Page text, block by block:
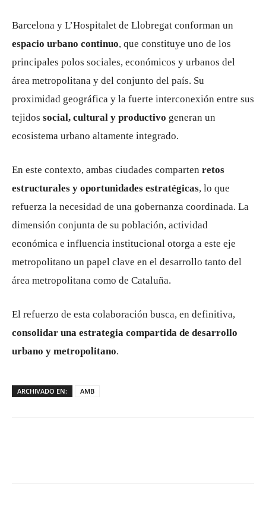
Barcelona y L’Hospitalet de Llobregat conforman un
espacio urbano continuo, que constituye uno de los
principales polos sociales, económicos y urbanos del
área metropolitana y del conjunto del país. Su
proximidad geográfica y la fuerte interconexión entre sus
tejidos social, cultural y productivo generan un
ecosistema urbano altamente integrado.
En este contexto, ambas ciudades comparten retos
estructurales y oportunidades estratégicas, lo que
refuerza la necesidad de una gobernanza coordinada. La
dimensión conjunta de su población, actividad
económica e influencia institucional otorga a este eje
metropolitano un papel clave en el desarrollo tanto del
área metropolitana como de Cataluña.
El refuerzo de esta colaboración busca, en definitiva,
consolidar una estrategia compartida de desarrollo
urbano y metropolitano.
ARCHIVADO EN: AMB